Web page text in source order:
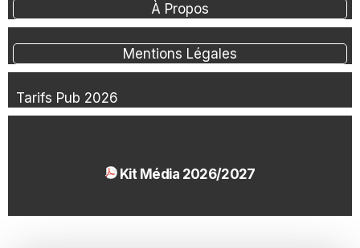
À Propos
Mentions Légales
Tarifs Pub 2026
Kit Média 2026/2027